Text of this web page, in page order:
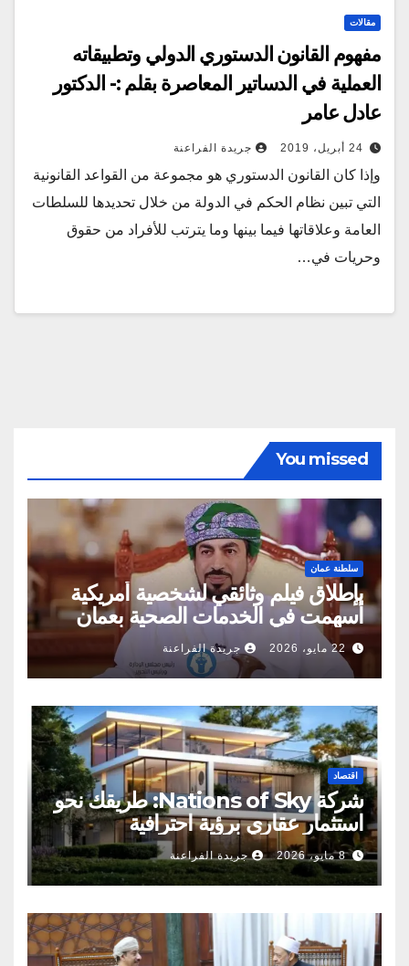
مقالات
مفهوم القانون الدستوري الدولي وتطبيقاته
العملية في الدساتير المعاصرة بقلم :- الدكتور
عادل عامر
24 أبريل، 2019 جريدة الفراعنة
وإذا كان القانون الدستوري هو مجموعة من القواعد القانونية
التي تبين نظام الحكم في الدولة من خلال تحديدها للسلطات
العامة وعلاقاتها فيما بينها وما يترتب للأفراد من حقوق
وحريات في…
You missed
سلطنة عمان
بإطلاق فيلم وثائقي لشخصية أمريكية
أسهمت في الخدمات الصحية بعمان
22 مايو، 2026 جريدة الفراعنة
اقتصاد
شركة Nations of Sky: طريقك نحو
استثمار عقاري برؤية احترافية
8 مايو، 2026 جريدة الفراعنة